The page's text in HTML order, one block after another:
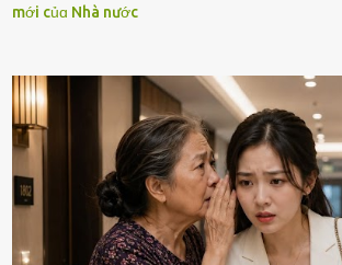
mới củɑ Nhà nước